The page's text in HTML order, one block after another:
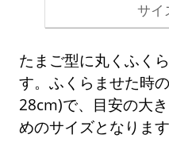
サイ
たまご型に丸くふく
す。ふくらませた時
28cm)で、目安の大
めのサイズとなります